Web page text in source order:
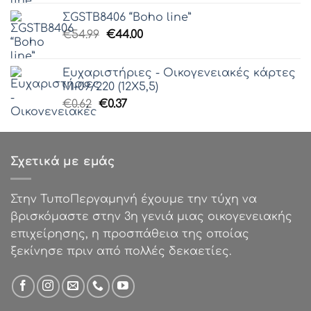
Γραμματοσειρά 61 €48.74.είναι:
€39.00.
ΣGSTB8406 “Boho line”
€54.99 Original
€54.99.
€44.00Η
είναι:
€44.00.
Ευχαριστήριες - Οικογενειακές κάρτες
Μ-09/220 (12Χ5,5)
€0.62 Original
was:
€0.37Η
τιμή
Σχετικά με εμάς
Στην ΤυποΠεργαμηνή έχουμε την τύχη να
βρισκόμαστε στην 3η γενιά μιας οικογενειακής
επιχείρησης, η προσπάθεια της οποίας
ξεκίνησε πριν από πολλές δεκαετίες.